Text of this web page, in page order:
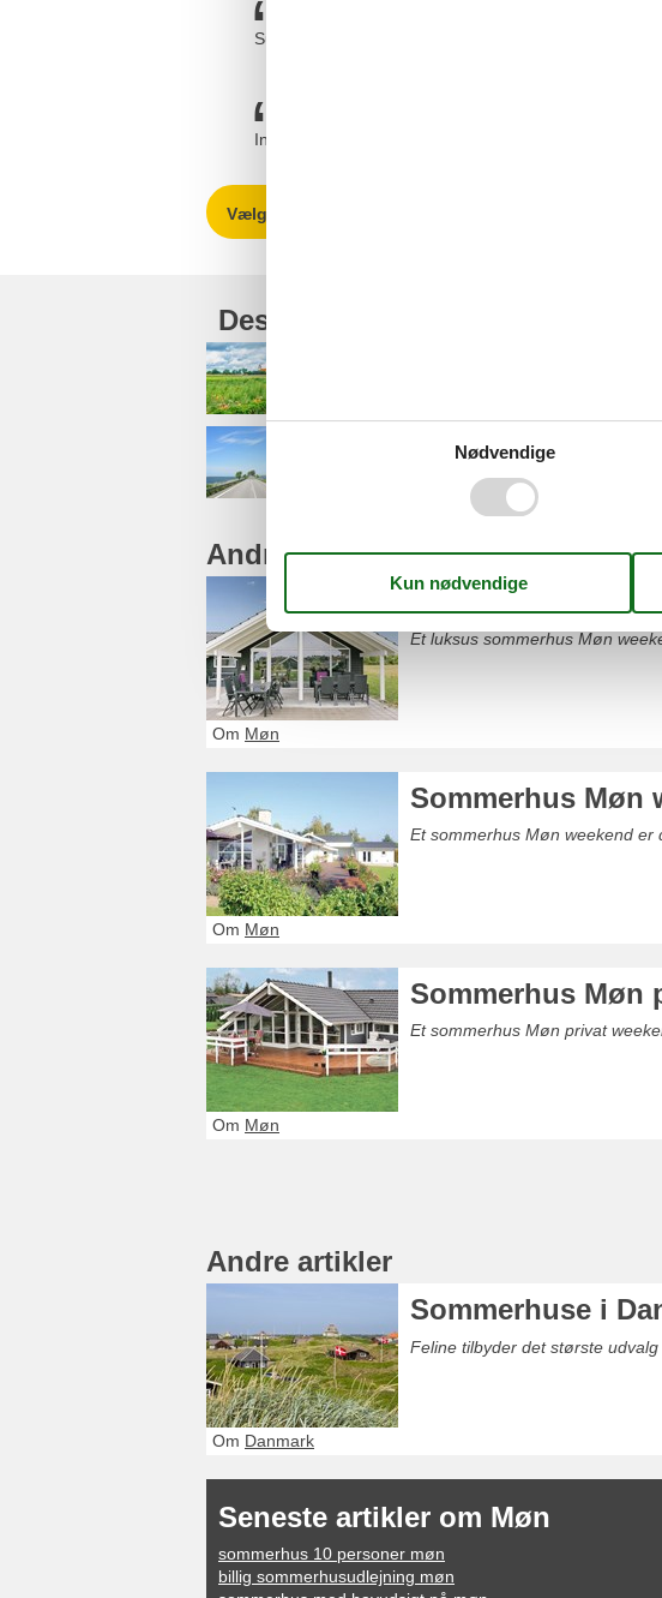
Super nemt. Det tager 10 min. så har man booket en
Ingen problemer. Alt fungerede som det skulle.
Vælg mellem 135 sommerhuse
Destinationer under Møn
Andre artikler om Møn
Luksus
Et luksus sommerhus Møn
Om Møn
Sommerhus Møn
Et sommerhus Møn weekend er
Om Møn
Sommerhus Møn
Et sommerhus Møn privat
Om Møn
Andre artikler
Sommerhuse i
Feline tilbyder det største
Om Danmark
Seneste artikler om Møn
sommerhus 10 personer møn
billig sommerhusudlejning møn
Nødvendige